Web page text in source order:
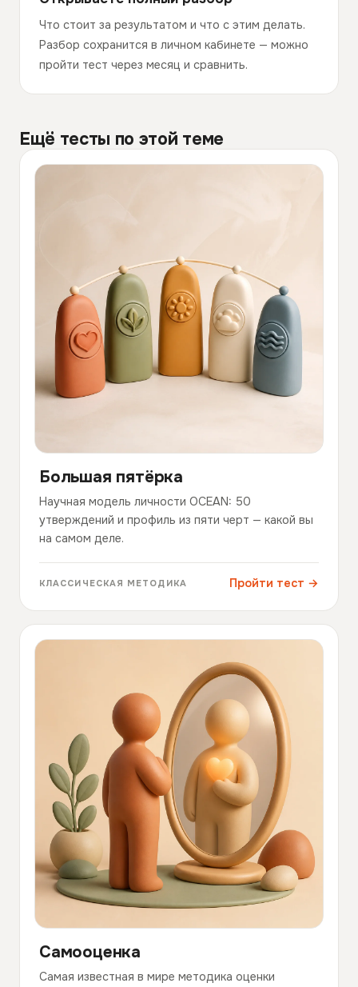
Что стоит за результатом и что с этим делать.
Разбор сохранится в личном кабинете — можно
пройти тест через месяц и сравнить.
Ещё тесты по этой теме
Большая пятёрка
Научная модель личности OCEAN: 50
утверждений и профиль из пяти черт — какой вы
на самом деле.
КЛАССИЧЕСКАЯ МЕТОДИКА Пройти тест →
Самооценка
Самая известная в мире методика оценки